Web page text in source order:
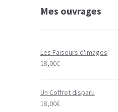
Mes ouvrages
Les Faiseurs d'images
18,00€
Un Coffret disparu
18,00€